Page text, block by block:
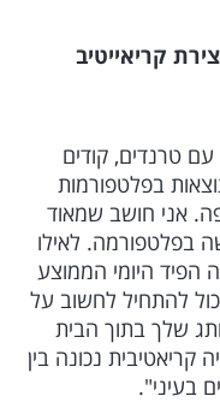
קריאייטיב
טרנדים, קודים
בפלטפורמות
אני חושב שמאוד
בפלטפורמה. לאילו
הפיד היומי הממוצע
להתחיל לחשוב על
שלך בתוך הבית
קריאטיבית נכונה בין
בעיני".